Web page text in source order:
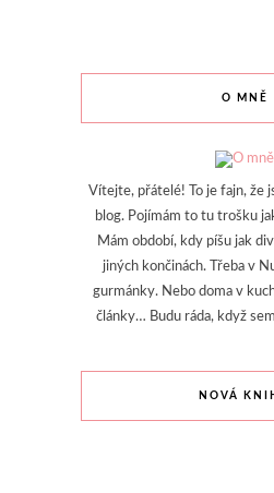
O MNĚ
Vítejte, přátelé! To je fajn, že
blog. Pojímám to tu trošku
Mám období, kdy píšu jak
jiných končinách. Třeba v
gurmánky. Nebo doma v
články… Budu ráda, když
NOVÁ